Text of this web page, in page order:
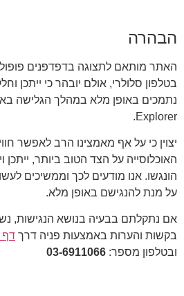
הבהרה
האתר מותאם לתצוגה בדפדפנים
בטלפון סלולרי, אולם יובהר כי ייתכן
נתמכים באופן מלא במהלך הגלישה
Explorer.
יצוין כי על אף מאמצינו הרב לאפשר
האוכלוסייה על הצד הטוב ביותר,
הונגשו. אנו מודעים לכך וממשיכים
על מנת להנגישם באופן מלא.
אם נתקלתם בבעיה בנושא הנגישות,
בקשות והערות באמצעות פניה דרך דף
ובטלפון מספר: 03-6911066